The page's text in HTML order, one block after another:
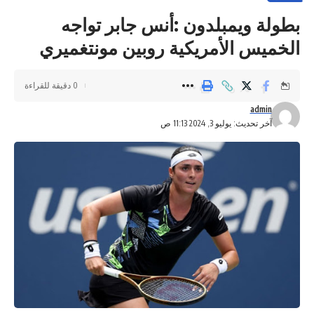
بطولة ويمبلدون :أنس جابر تواجه
الخميس الأمريكية روبين مونتغميري
آخر تحديث: يوليو 3, 2024 11:13 ص
admin
0 دقيقة للقراءة